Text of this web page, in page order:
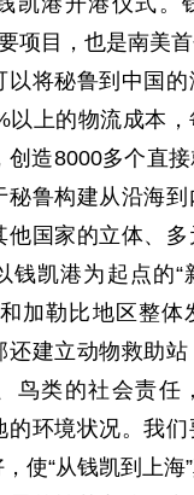
项目，也是南美
以将秘鲁到中国
以上的物流成本
创造8000多个直
秘鲁构建从沿海到
他国家的立体、
钱凯港为起点的“
加勒比地区整体
还建立动物救助
鸟类的社会责任
的环境状况。我
使“从钱凯到上海